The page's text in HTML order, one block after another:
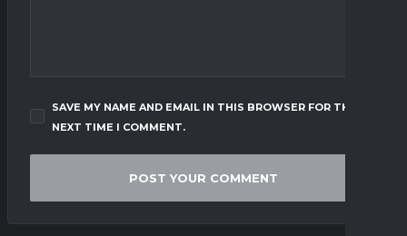
SAVE MY NAME AND EMAIL IN THIS BROWSER FOR THE
NEXT TIME I COMMENT.